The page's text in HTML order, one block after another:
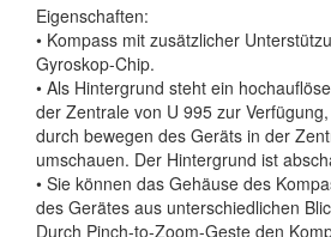
Eigenschaften:
• Kompass mit zusätzlicher
Gyroskop-Chip.
• Als Hintergrund steht ein
der Zentrale von U 995 zur
durch bewegen des Geräts in der
umschauen. Der Hintergrund ist
• Sie können das Gehäuse des
des Gerätes aus unterschiedlichen
Durch Pinch-to-Zoom-Geste den